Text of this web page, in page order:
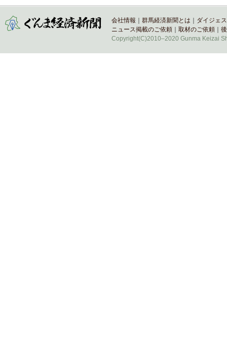
会社情報 群馬経済新聞とは
ダイジェ
ニュース掲載のご依頼
取材のご依頼
Copyright(C)2010–2020 Gunma Keizai